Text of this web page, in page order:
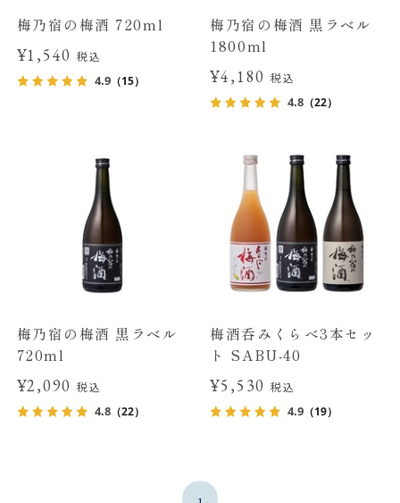
梅乃宿の梅酒 720ml
¥1,540税込
4.9（15）
梅乃宿の梅酒 黒ラベル
1800ml
¥4,180 税込
4.8 （22）
梅乃宿の梅酒 黒ラベル
720ml
¥2,090税込
4.8（22）
梅酒呑みくらべ3本セッ
ト SABU-40
¥5,530 税込
4.9 （19）